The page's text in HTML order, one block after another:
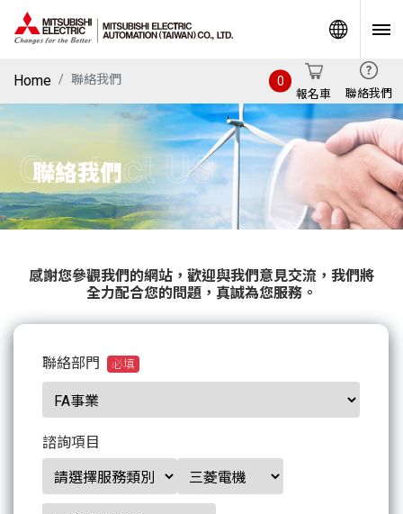
Home 聯絡我們
報名車
0
聯絡我們
聯絡我們
Contact US
感謝您參觀我們的網站，歡迎與我們意見交流，我們將
全力配合您的問題，真誠為您服務。
聯絡部門 必填
諮詢項目